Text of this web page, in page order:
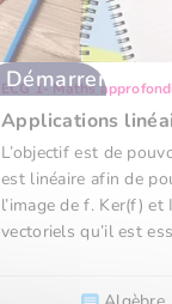
Démarrer
ECG 1- Maths
Applications
L’objectif est de
est linéaire afin de
l’image de f. Ker(f)
vectoriels qu’il est